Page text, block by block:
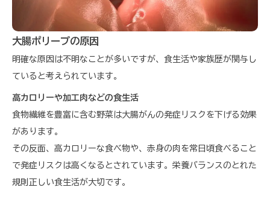
大腸ポリープの原因
明確な原因は不明なことが多いですが、食生活や家族歴が関与し
ていると考えられています。
高カロリーや加工肉などの食生活
食物繊維を豊富に含む野菜は大腸がんの発症リスクを下げる効果
があります。
その反面、高カロリーな食べ物や、赤身の肉を常日頃食べること
で発症リスクは高くなるとされています。栄養バランスのとれた
規則正しい食生活が大切です。